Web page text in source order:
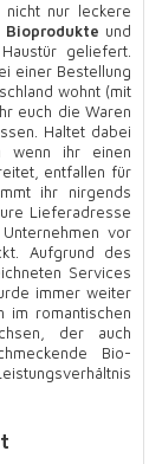
nur leckere
Bioprodukte und
geliefert.
einer Bestellung
wohnt (mit
euch die Waren
Haltet dabei
wenn ihr einen
entfallen für
ihr nirgends
Lieferadresse
vor
Aufgrund des
Services
immer weiter
im romantischen
der auch
Bio-